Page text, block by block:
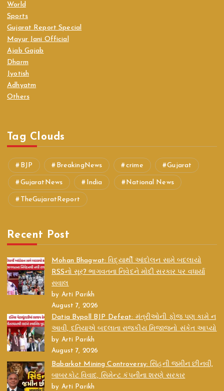
World
Sports
Gujarat Report Special
Mayur Jani Official
Ajab Gajab
Dharm
Jyotish
Adhyatm
Others
Tag Clouds
BJP BreakingNews crime Gujarat
GujaratNews India National News
TheGujaratReport
Recent Post
Mohan Bhagwat: વિદ્યાર્થી આંદોલન સામે બદલાયો
RSSનો સૂર? ભાગવતના નિવેદને મોદી સરકાર પર વધાર્યા
સવાલ
by Arti Parikh
August 7, 2026
Datia Bypoll BJP Defeat: મંત્રીઓની ફોજ પણ કામે ન
આવી, દતિયાએ બદલાતા રાજકીય મિજાજનો સંકેત આપ્યો
by Arti Parikh
August 7, 2026
Babarkot Mining Controversy: સિંહની જમીન છીનવી,
બાબરકોટ વિવાદ, સિમેન્ટ કંપનીના શરણે સરકાર
by Arti Parikh